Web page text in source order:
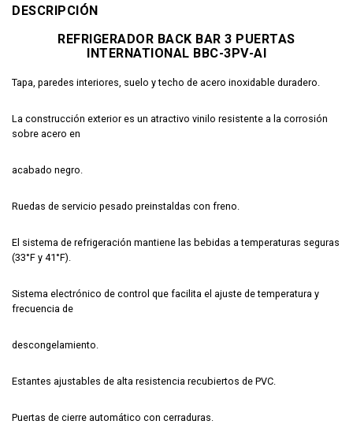
DESCRIPCIÓN
REFRIGERADOR BACK BAR 3 PUERTAS
INTERNATIONAL BBC-3PV-AI
Tapa, paredes interiores, suelo y techo de acero inoxidable duradero.
La construcción exterior es un atractivo vinilo resistente a la corrosión
sobre acero en
acabado negro.
Ruedas de servicio pesado preinstaldas con freno.
El sistema de refrigeración mantiene las bebidas a temperaturas seguras
(33°F y 41°F).
Sistema electrónico de control que facilita el ajuste de temperatura y
frecuencia de
descongelamiento.
Estantes ajustables de alta resistencia recubiertos de PVC.
Puertas de cierre automático con cerraduras.